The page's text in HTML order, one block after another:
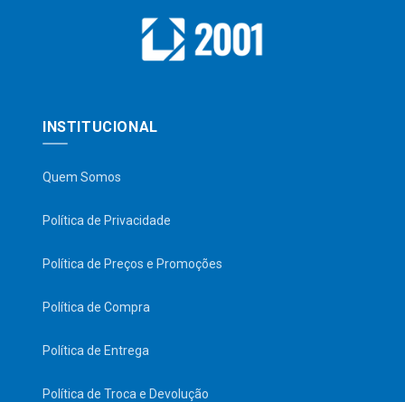
INSTITUCIONAL
Quem Somos
Política de Privacidade
Política de Preços e Promoções
Política de Compra
Política de Entrega
Política de Troca e Devolução